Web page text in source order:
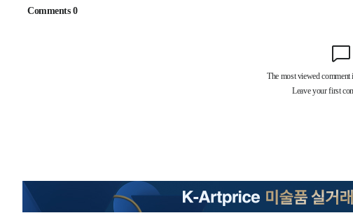
-17649초 전 >
"美간섭에 합의 지연"…트럼프, '이란 호르무즈 통제권' 수용할까
[속보]산업장관 "李정부, 원전 반대 안해…안정 전력 위해 불가피"
[속보]경찰, '홍명보 선임 논란' 대한축구협회·축구회관 등 압수수
-7061초 전 >
[속보]코스닥, 2.15포인트(0.27%) 내린 797.44 출발
-7044초 전 >[속보]코스피, 119.51포인트(1.81%) 내린 6478.75 개장